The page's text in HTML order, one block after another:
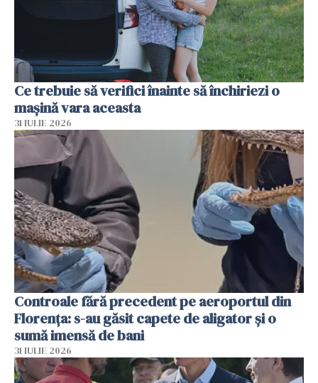
Ce trebuie să verifici înainte să închiriezi o
mașină vara aceasta
31 IULIE 2026
Controale fără precedent pe aeroportul din
Florența: s-au găsit capete de aligator și o
sumă imensă de bani
31 IULIE 2026